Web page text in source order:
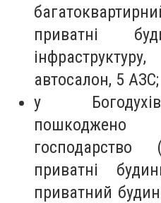
приватні
автосалон, 5 АЗС;
у
приватні
приватний